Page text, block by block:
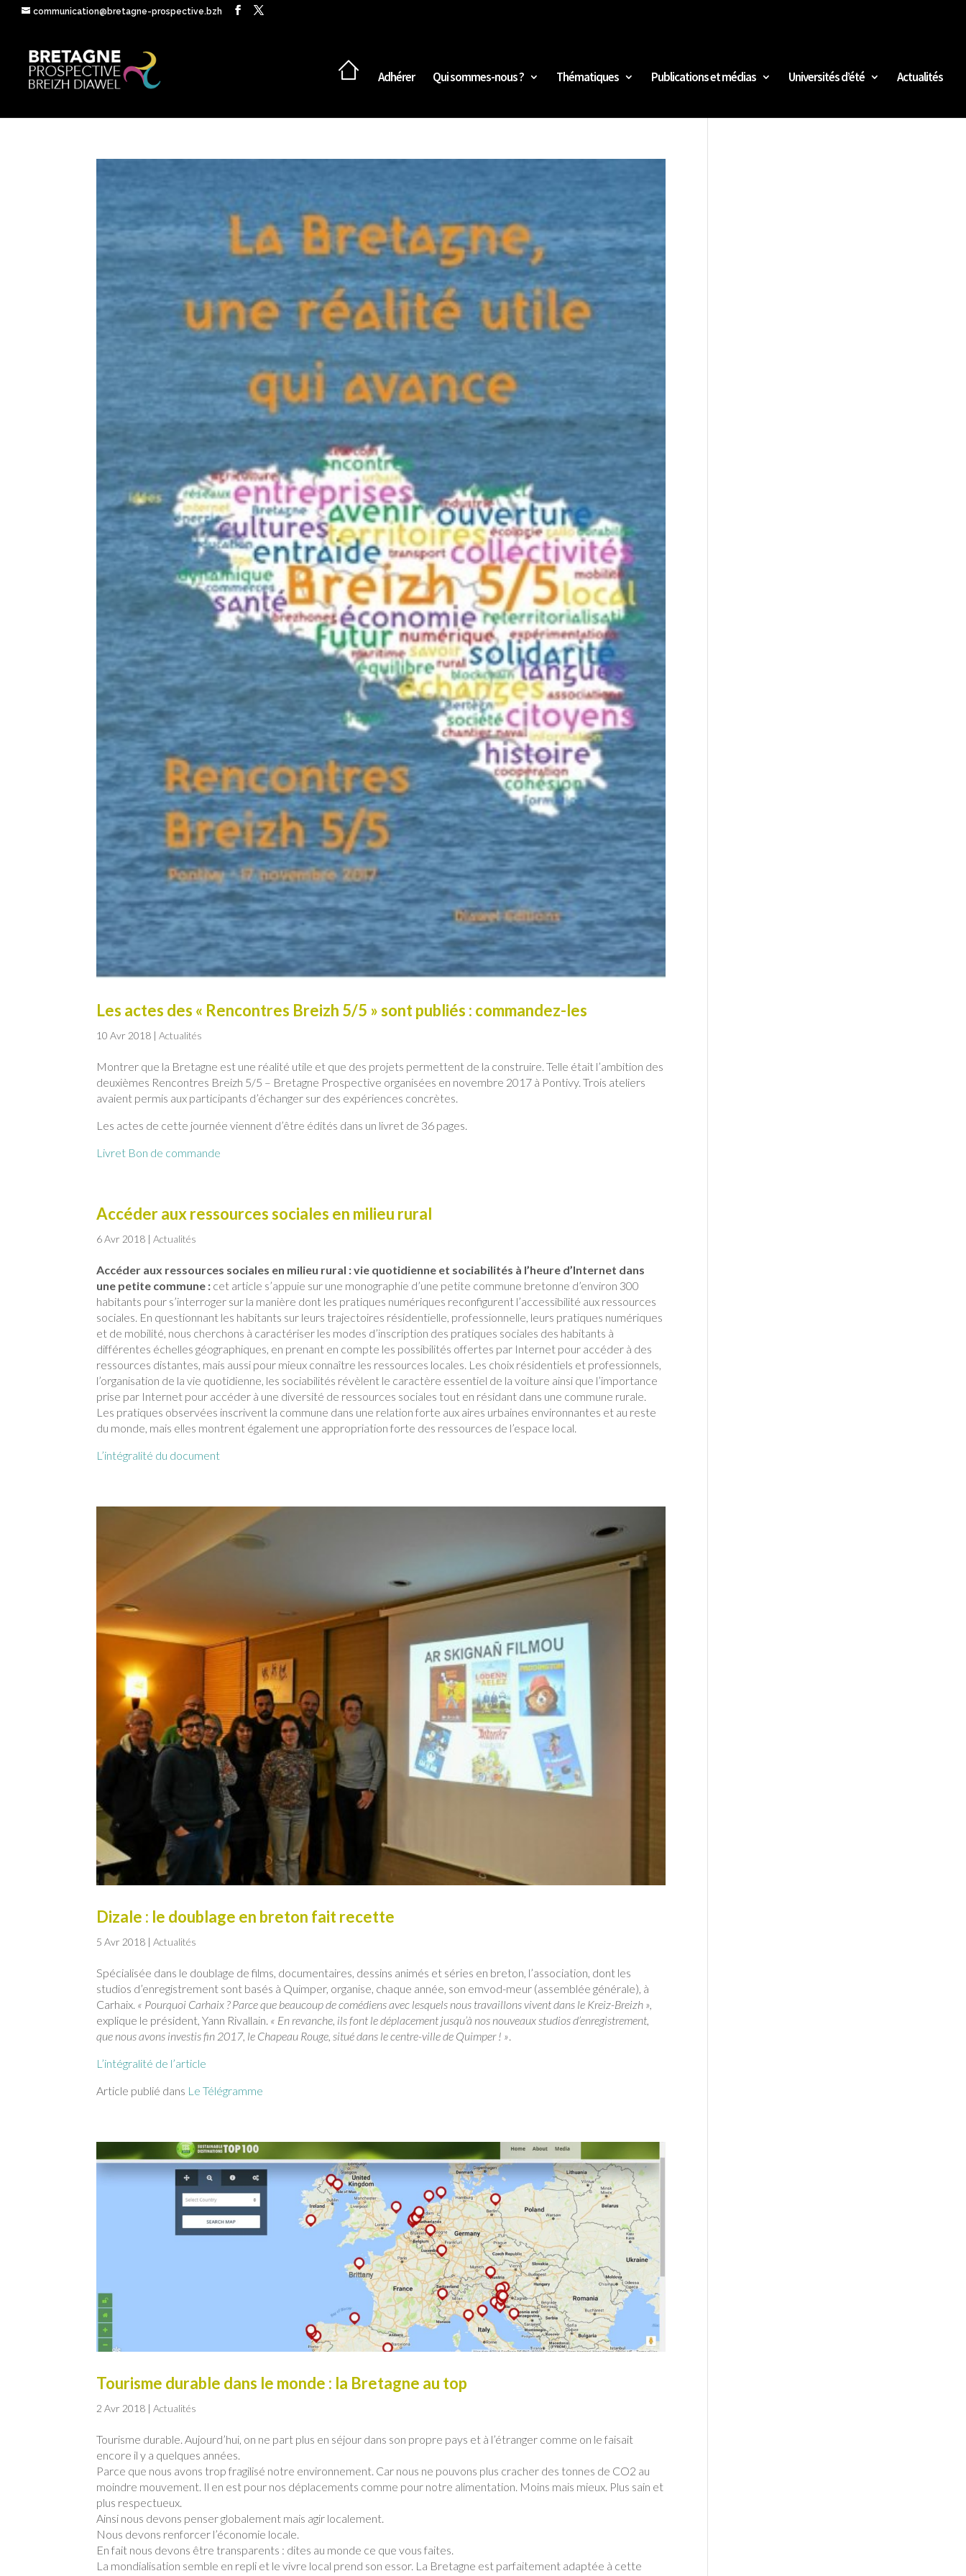
communication@bretagne-prospective.bzh
Adhérer Qui sommes-nous ? Thématiques Publications et médias Universités d’été Actualités
Les actes des « Rencontres Breizh 5/5 » sont publiés : commandez-les
10 Avr 2018 |Actualités
Montrer que la Bretagne est une réalité utile et que des projets permettent de la construire. Telle était l’ambition des
deuxièmes Rencontres Breizh 5/5 – Bretagne Prospective organisées en novembre 2017 à Pontivy. Trois ateliers
avaient permis aux participants d’échanger sur des expériences concrètes.
Les actes de cette journée viennent d’être édités dans un livret de 36 pages.
Livret Bon de commande
Accéder aux ressources sociales en milieu rural
6 Avr 2018 |Actualités
Accéder aux ressources sociales en milieu rural : vie quotidienne et sociabilités à l’heure d’Internet dans
une petite commune : cet article s’appuie sur une monographie d’une petite commune bretonne d’environ 300
habitants pour s’interroger sur la manière dont les pratiques numériques reconfigurent l’accessibilité aux ressources
sociales. En questionnant les habitants sur leurs trajectoires résidentielle, professionnelle, leurs pratiques numériques
et de mobilité, nous cherchons à caractériser les modes d’inscription des pratiques sociales des habitants à
différentes échelles géographiques, en prenant en compte les possibilités offertes par Internet pour accéder à des
ressources distantes, mais aussi pour mieux connaître les ressources locales. Les choix résidentiels et professionnels,
l’organisation de la vie quotidienne, les sociabilités révèlent le caractère essentiel de la voiture ainsi que l’importance
prise par Internet pour accéder à une diversité de ressources sociales tout en résidant dans une commune rurale.
Les pratiques observées inscrivent la commune dans une relation forte aux aires urbaines environnantes et au reste
du monde, mais elles montrent également une appropriation forte des ressources de l’espace local.
L’intégralité du document
Dizale : le doublage en breton fait recette
5 Avr 2018 |Actualités
Spécialisée dans le doublage de films, documentaires, dessins animés et séries en breton, l’association, dont les
studios d’enregistrement sont basés à Quimper, organise, chaque année, son emvod-meur (assemblée générale), à
Carhaix. « Pourquoi Carhaix ? Parce que beaucoup de comédiens avec lesquels nous travaillons vivent dans le Kreiz-Breizh »,
explique le président, Yann Rivallain. « En revanche, ils font le déplacement jusqu’à nos nouveaux studios d’enregistrement,
que nous avons investis fin 2017, le Chapeau Rouge, situé dans le centre-ville de Quimper ! ».
L’intégralité de l’article
Article publié dans Le Télégramme
Tourisme durable dans le monde : la Bretagne au top
2 Avr 2018 |Actualités
Tourisme durable. Aujourd’hui, on ne part plus en séjour dans son propre pays et à l’étranger comme on le faisait
encore il y a quelques années.
Parce que nous avons trop fragilisé notre environnement. Car nous ne pouvons plus cracher des tonnes de CO2 au
moindre mouvement. Il en est pour nos déplacements comme pour notre alimentation. Moins mais mieux. Plus sain et
plus respectueux.
Ainsi nous devons penser globalement mais agir localement.
Nous devons renforcer l’économie locale.
En fait nous devons être transparents : dites au monde ce que vous faites.
La mondialisation semble en repli et le vivre local prend son essor. La Bretagne est parfaitement adaptée à cette